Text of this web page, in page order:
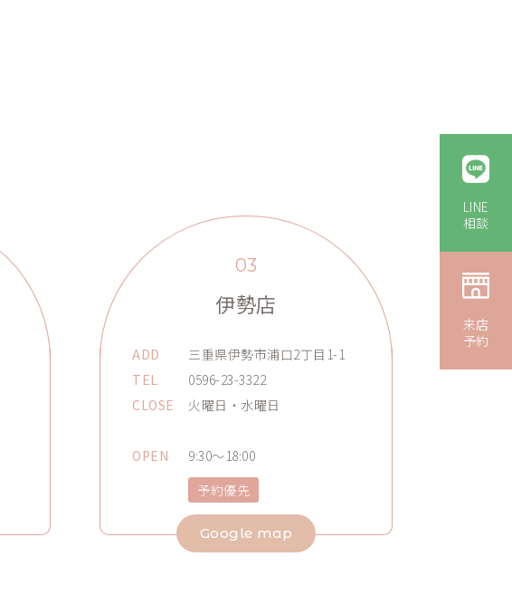
03
伊勢店
ADD
三重県伊勢市浦口2丁目1-1
TEL
0596-23-3322
CLOSE
火曜日・水曜日
OPEN
9:30～18:00
予約優先
Google map
LINE
相談
来店
予約